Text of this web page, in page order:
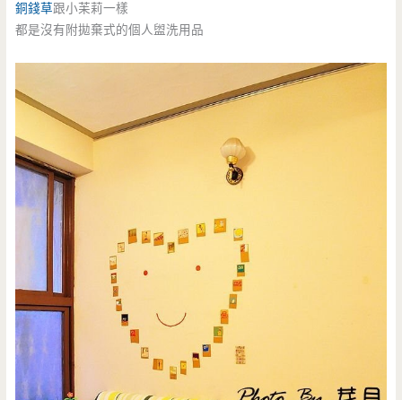
銅錢草跟小苿莉一樣
都是沒有附拋棄式的個人盥洗用品